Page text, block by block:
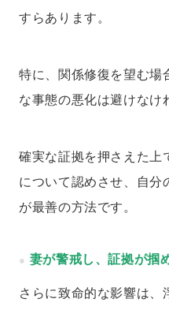
すらあります。
特に、関係修復を望む場
な事態の悪化は避けなけ
確実な証拠を押さえた上
について認めさせ、自分
が最善の方法です。
妻が警戒し、証拠が掴
さらに致命的な影響は、